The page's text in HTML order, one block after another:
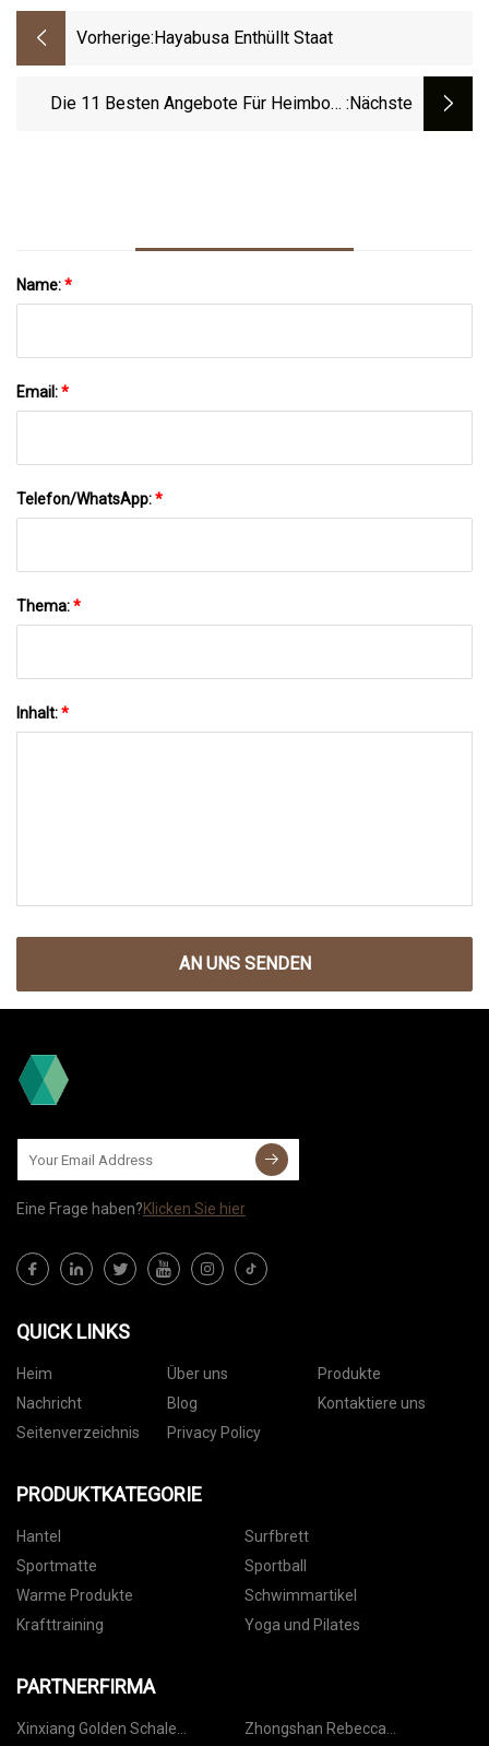
Vorherige: Hayabusa Enthüllt Staat
Die 11 Besten Angebote Für Heimbox- :nächste
Name:*
Email:*
Telefon/WhatsApp:*
Thema:*
Inhalt:*
AN UNS SENDEN
Eine Frage haben?Klicken Sie hier
QUICK LINKS
Heim Über uns
Produkte
Nachricht
Blog
Kontaktiere uns
Seitenverzeichnis
Privacy Policy
PRODUKTKATEGORIE
Hantel
Surfbrett
Sportmatte
Sportball
Warme Produkte
Schwimmartikel
Krafttraining
Yoga und Pilates
PARTNERFIRMA
Xinxiang Golden Schale
Zhongshan Rebecca